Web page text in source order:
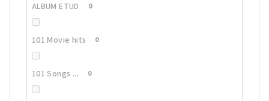
ALBUM ETUD 0
101 Movie hits 0
101 Songs ... 0